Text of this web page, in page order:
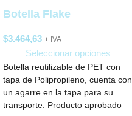
Botella Flake
$3.464,63 + IVA
Seleccionar opciones
Botella reutilizable de PET con
tapa de Polipropileno, cuenta con
un agarre en la tapa para su
transporte. Producto aprobado